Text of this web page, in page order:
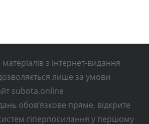
з інтернет-видання
лише за умови
subota.online
обов’язкове пряме, відкрите
гіперпосилання у першому